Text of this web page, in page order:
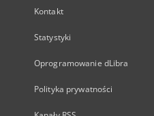
Kontakt
Statystyki
Oprogramowanie dLibra
Polityka prywatności